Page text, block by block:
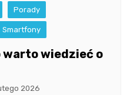
Porady
Smartfony
warto wiedzieć o
2026